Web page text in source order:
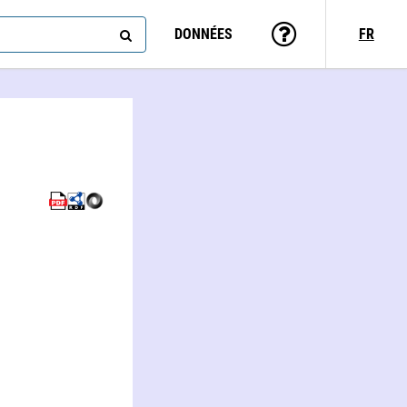
DONNÉES FR